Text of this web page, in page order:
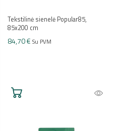
Tekstilinė sienelė Popular85,
85x200 cm
84,70 € Su PVM